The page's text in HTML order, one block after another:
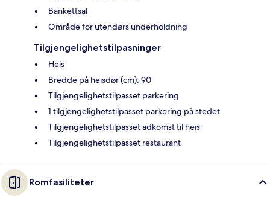
Bankettsal
Område for utendørs underholdning
Tilgjengelighetstilpasninger
Heis
Bredde på heisdør (cm): 90
Tilgjengelighetstilpasset parkering
1 tilgjengelighetstilpasset parkering på stedet
Tilgjengelighetstilpasset adkomst til heis
Tilgjengelighetstilpasset restaurant
Romfasiliteter